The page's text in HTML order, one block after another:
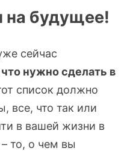
на будущее!
сейчас
что нужно сделать в
список должно
все, что так или
в вашей жизни в
то, о чем вы